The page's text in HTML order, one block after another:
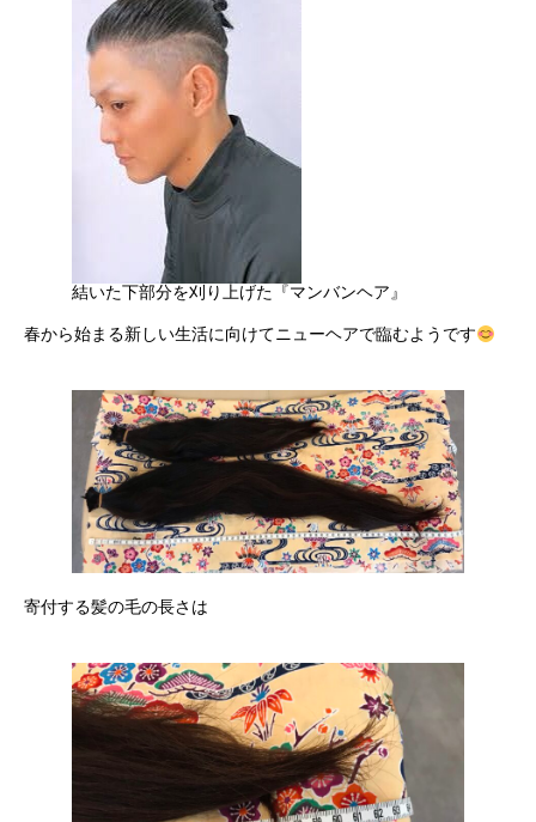
結いた下部分を刈り上げた『マンバンヘア』
春から始まる新しい生活に向けてニューヘアで臨むようです
寄付する髪の毛の長さは